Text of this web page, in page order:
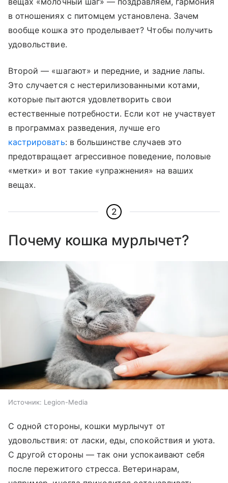
в отношениях с питомцем установлена. Зачем
вообще кошка это проделывает? Чтобы получить
удовольствие.
Второй — «шагают» и передние, и задние лапы.
Это случается с нестерилизованными котами,
которые пытаются удовлетворить свои
естественные потребности. Если кот не участвует
в программах разведения, лучше его
кастрировать: в большинстве случаев это
предотвращает агрессивное поведение, половые
«метки» и вот такие «упражнения» на ваших
вещах.
2
Почему кошка мурлычет?
Источник: Legion-Media
С одной стороны, кошки мурлычут от
удовольствия: от ласки, еды, спокойствия и уюта.
С другой стороны — так они успокаивают себя
после пережитого стресса. Ветеринарам,